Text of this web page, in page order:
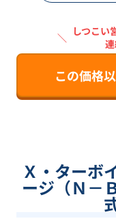
＼ しつこい
この価格
Ｘ・ターボ
ージ（Ｎ－